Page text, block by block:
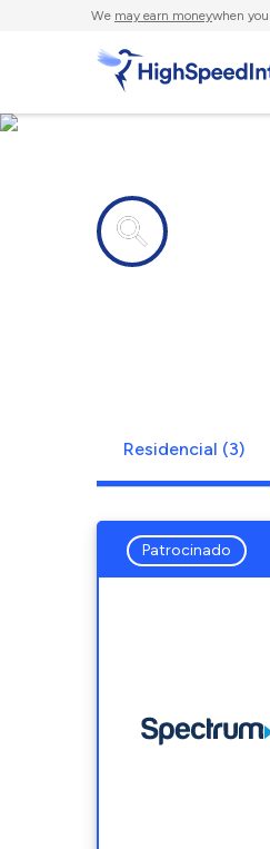
We may earn moneywhen
Residencial (3)
Patrocinado